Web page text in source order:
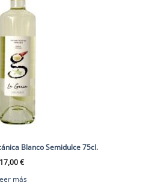
Blanco Semidulce 75cl.
17,00€
más